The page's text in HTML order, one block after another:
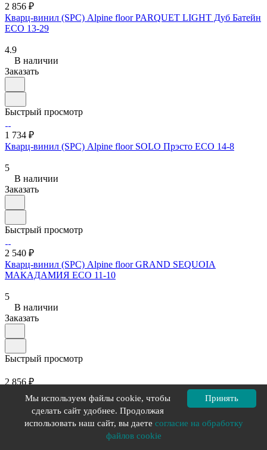
2 856 ₽
Кварц-винил (SPC) Alpine floor PARQUET LIGHT Дуб Батейн
ЕСО 13-29
4.9
В наличии
Заказать
Быстрый просмотр
1 734 ₽
Кварц-винил (SPC) Alpine floor SOLO Прэсто ЕСО 14-8
5
В наличии
Заказать
Быстрый просмотр
2 540 ₽
Кварц-винил (SPC) Alpine floor GRAND SEQUOIA
МАКАДАМИЯ ECO 11-10
5
В наличии
Заказать
Быстрый просмотр
2 856 ₽
Кварц-винил (SPC) Alpine floor PARQUET LIGHT Дуб Хатиса
ЕСО 13-27
Принять
Мы используем файлы cookie, чтобы
сделать сайт удобнее. Продолжая
использовать наш сайт, вы даете согласие на обработку
файлов cookie